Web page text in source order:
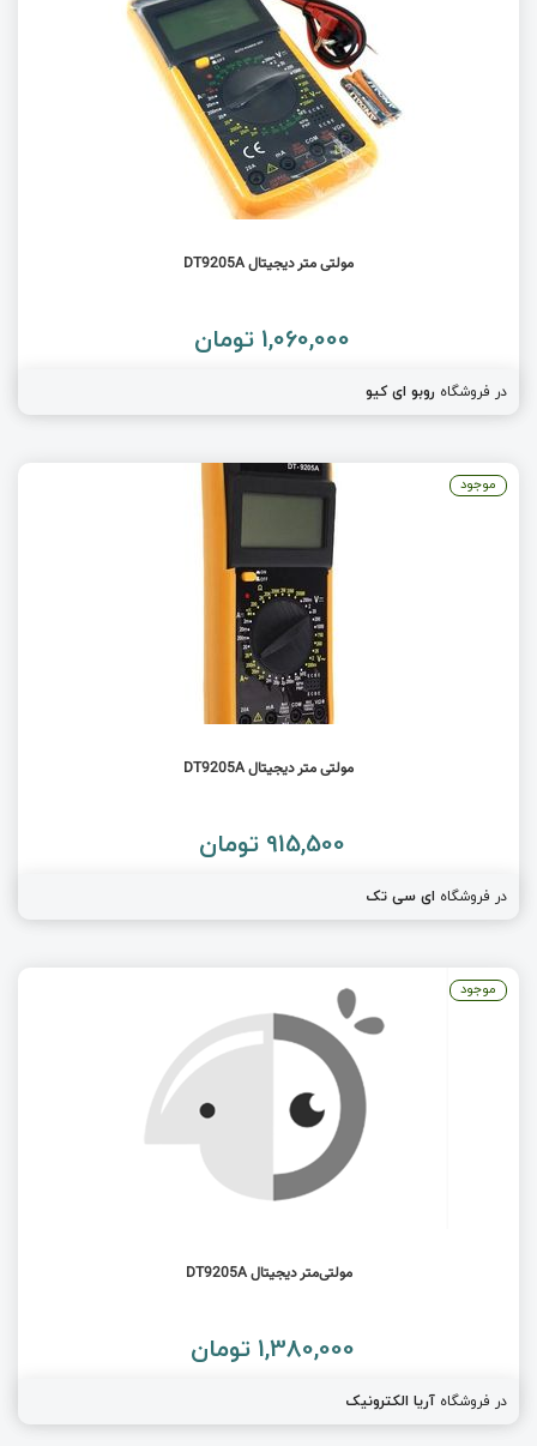
مولتی متر دیجیتال DT9205A
1,060,000 تومان
در فروشگاه روبو ای کیو
مولتی متر دیجیتال DT9205A
915,500 تومان
در فروشگاه ای سی تک
موجود
مولتی‌متر دیجیتال DT9205A
1,380,000 تومان
در فروشگاه آریا الکترونیک
موجود